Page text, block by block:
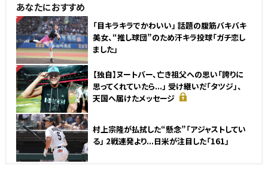
あなたにおすすめ
NEW
「目キラキラでかわいい」 話題の腹筋バキバキ
美女、“推し球団”のため汗キラ投球「ガチ恋し
ました」
NEW
【独自】ヌートバー、亡き祖父への思い「誇りに
思ってくれていたら...」 受け継いだ「タツジ」、
天国へ届けたメッセージ
村上宗隆が払拭した“懸念”「アジャストしてい
る」 2戦連発より...日米が注目した「161」